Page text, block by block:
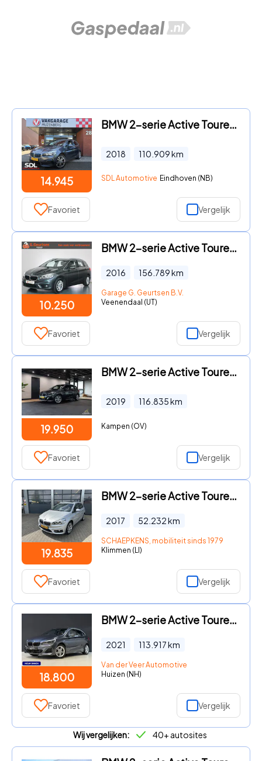
14.945
BMW 2-serie Active Tourer - 225xe iPerformance Executive // NAVI // CAMERA // HEAD UP DI
2018 110.909km
SDL Automotive Eindhoven (NB)
Favoriet Vergelijk
10.250
BMW 2-serie Active Tourer - 218i High Executive Stoelverwarming, Cruise Control, Navigat
2016 156.789km
Garage G. Geurtsen B.V.
Veenendaal (UT)
Favoriet Vergelijk
19.950
BMW 2-serie Active Tourer - 225xe iP High Exec. | Memory | HuD | Leder |
2019 116.835km
Kampen (OV)
Favoriet Vergelijk
19.835
BMW 2-serie Active Tourer - (f45) 220i 192pk High Executive
2017 52.232km
SCHAEPKENS, mobiliteit sinds 1979
Klimmen (LI)
Favoriet Vergelijk
18.800
BMW 2-serie Active Tourer - 225xe iPerformance Executive | M-Sport | Panoramadak | Stoel
2021 113.917km
Van der Veer Automotive
Huizen (NH)
Favoriet Vergelijk
Wij vergelijken: 40+ autosites